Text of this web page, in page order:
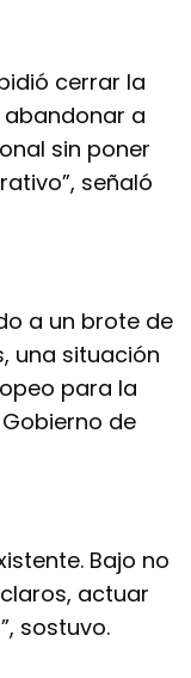
cerrar la
a
sin poner
señaló
a un brote de
una situación
para la
de
Bajo no
actuar
sostuvo.